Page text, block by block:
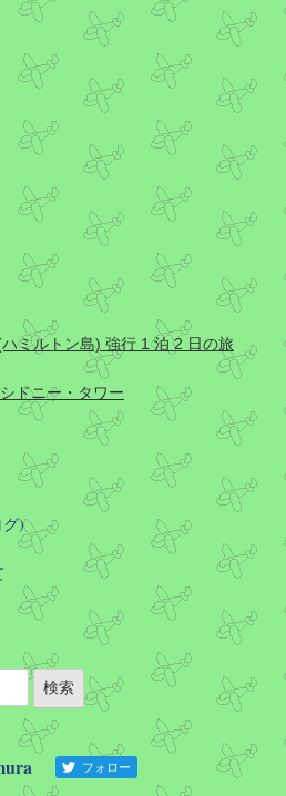
ミルトン島) 強行 1 泊 2 日の旅
ドニー・タワー
グ)
フォロー